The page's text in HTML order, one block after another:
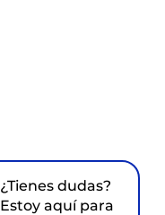
¿Tienes dudas?
Estoy aquí para